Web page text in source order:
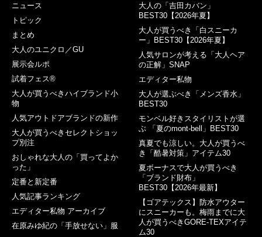
ニュース
トピック
まとめ
大人のユニクロ／GU
展示会ルポ
試着フェス®︎
大人が買うべきハイブランド小
物
人気アウトドアブランドの新作
大人が買うべきセレクトショッ
プ別注
おしゃれな大人の「買ってよか
った」
定番と新定番
人気記事ランキング
エディター私物 アーカイブ
在原みゆ紀の「手放せない」服
大人の「吉田カバン」
BEST30【2026年夏】
大人が買うべき「白スニーカ
ー」BEST30【2026年夏】
人気サロンが考える「大人ヘア
の正解」SNAP
エディター私物
大人が選ぶべき「メンズ香水」
BEST30
モンベル好きスタイリストが選
ぶ 「夏のmont-bell」BEST30
真夏でも涼しい。大人が買うべ
き「酷暑対策」アイテム30
夏ボーナスで大人が買うべき
「ブランド財布」
BEST30【2026年最新】
【ゴアテックス】防水アウター
にスニーカーも。梅雨までに大
人が買うべきGORE-TEXアイテ
ム30